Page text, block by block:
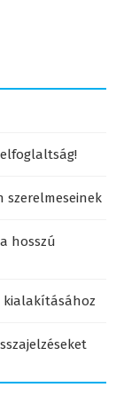
hosszú
kialakításához